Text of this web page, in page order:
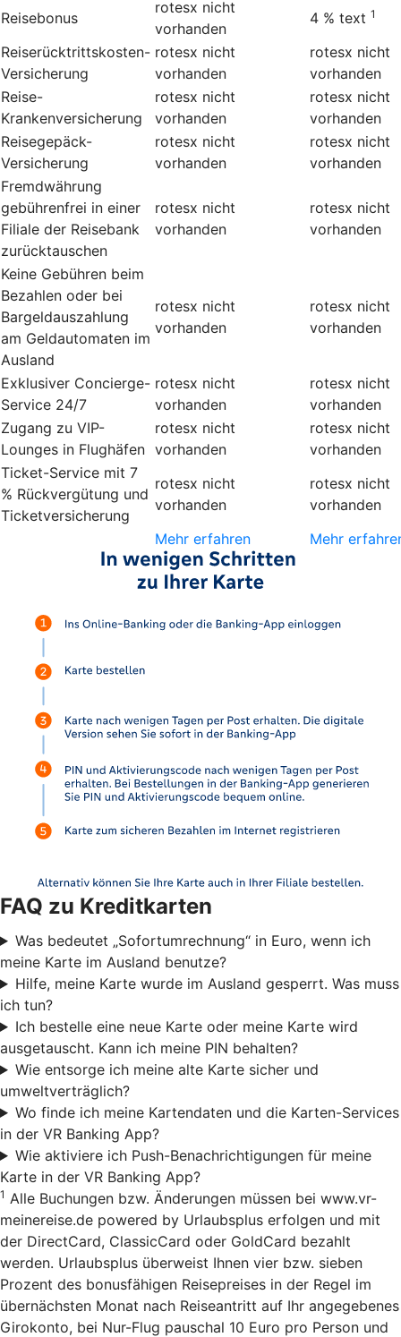
Reisebonus
rotesx nicht
vorhanden
4 % text 1
Reiserücktrittskosten-
Versicherung
rotesx nicht
vorhanden
rotesx nicht
vorhanden
Reise-
Krankenversicherung
rotesx nicht
vorhanden
rotesx nicht
vorhanden
Reisegepäck-
Versicherung
rotesx nicht
vorhanden
rotesx nicht
vorhanden
Fremdwährung
gebührenfrei in einer
Filiale der Reisebank
zurücktauschen
rotesx nicht
vorhanden
rotesx nicht
vorhanden
Keine Gebühren beim
Bezahlen oder bei
Bargeldauszahlung
am Geldautomaten im
Ausland
rotesx nicht
vorhanden
rotesx nicht
vorhanden
Exklusiver Concierge-
Service 24/7
rotesx nicht
vorhanden
rotesx nicht
vorhanden
Zugang zu VIP-
Lounges in Flughäfen
rotesx nicht
vorhanden
rotesx nicht
vorhanden
Ticket-Service mit 7
% Rückvergütung und
Ticketversicherung
rotesx nicht
vorhanden
rotesx nicht
vorhanden
Mehr erfahren
Mehr
FAQ zu Kreditkarten
Was bedeutet „Sofortumrechnung“ in Euro, wenn ich
meine Karte im Ausland benutze?
Hilfe, meine Karte wurde im Ausland gesperrt. Was muss
ich tun?
Ich bestelle eine neue Karte oder meine Karte wird
ausgetauscht. Kann ich meine PIN behalten?
Wie entsorge ich meine alte Karte sicher und
umweltverträglich?
Wo finde ich meine Kartendaten und die Karten-Services
in der VR Banking App?
Wie aktiviere ich Push-Benachrichtigungen für meine
Karte in der VR Banking App?
1 Alle Buchungen bzw. Änderungen müssen bei www.vr-
meinereise.de powered by Urlaubsplus erfolgen und mit
der DirectCard, ClassicCard oder GoldCard bezahlt
werden. Urlaubsplus überweist Ihnen vier bzw. sieben
Prozent des bonusfähigen Reisepreises in der Regel im
übernächsten Monat nach Reiseantritt auf Ihr angegebenes
Girokonto, bei Nur-Flug pauschal 10 Euro pro Person und